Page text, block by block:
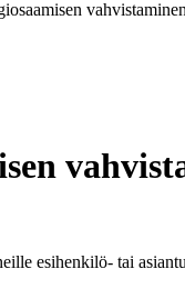
esihenkilö- tai